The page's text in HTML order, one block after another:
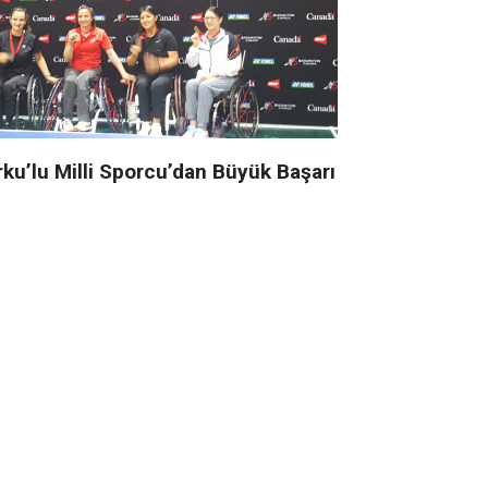
Milli Sporcu’dan Büyük Başarı